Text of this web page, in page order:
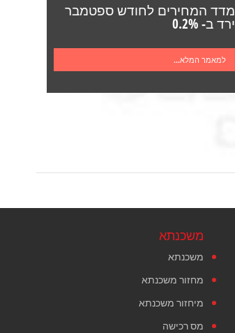
מדד המחירים לחודש ספטמבר
ירד ב- 0.2%
למאמר המלא...
משכנתא
משכנתא
מחזור משכנתא
מיחזור משכנתא
מס רכישה